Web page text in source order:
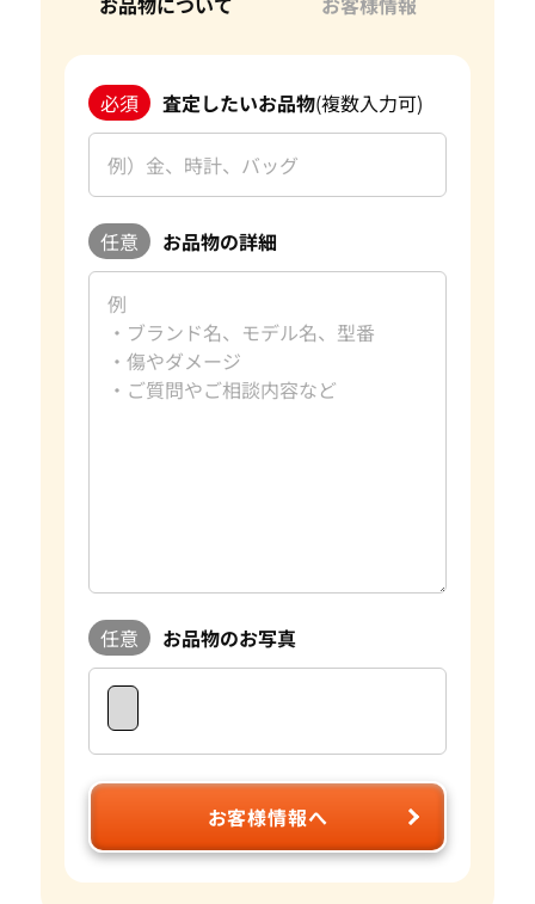
必須 査定したいお品物(複数入力可)
任意 お品物の詳細
任意 お品物のお写真
お客様情報へ